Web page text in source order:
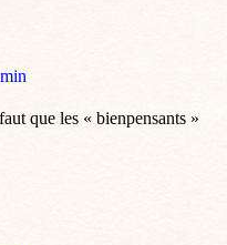
que les « bienpensants »